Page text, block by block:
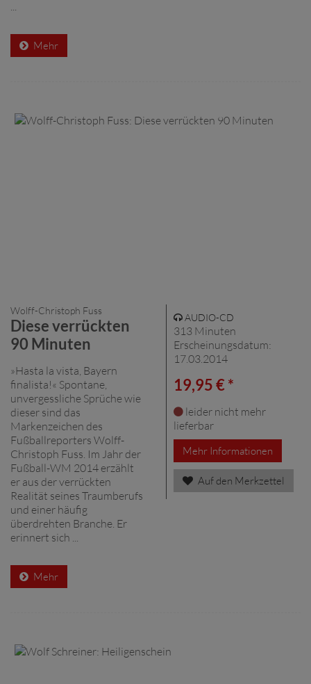
Mehr
Wolff-Christoph Fuss
Diese verrückten
90 Minuten
»Hasta la vista, Bayern
finalista!« Spontane,
unvergessliche Sprüche wie
dieser sind das
Markenzeichen des
Fußballreporters Wolff-
Christoph Fuss. Im Jahr der
Fußball-WM 2014 erzählt
er aus der verrückten
Realität seines Traumberufs
und einer häufig
überdrehten Branche. Er
erinnert sich ...
Mehr
AUDIO-CD
313 Minuten
Erscheinungsdatum:
17.03.2014
19,95 € *
leider nicht mehr
lieferbar
Mehr Informationen
Auf den Merkzettel